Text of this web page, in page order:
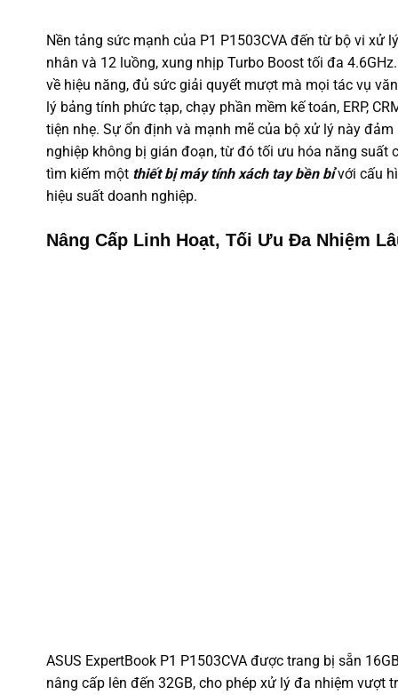
Nền tảng sức mạnh của P1 P1503CVA đến từ bộ vi xử
nhân và 12 luồng, xung nhịp Turbo Boost tối đa
về hiệu năng, đủ sức giải quyết mượt mà mọi tác vụ
lý bảng tính phức tạp, chạy phần mềm kế toán, ERP,
tiện nhẹ. Sự ổn định và mạnh mẽ của bộ xử lý này
nghiệp không bị gián đoạn, từ đó tối ưu hóa năng suất
tìm kiếm một thiết bị máy tính xách tay bền bỉvới cấu
hiệu suất doanh nghiệp.
Nâng Cấp Linh Hoạt, Tối Ưu Đa Nhiệm
ASUS ExpertBook P1 P1503CVA được trang bị sẵn
nâng cấp lên đến 32GB, cho phép xử lý đa nhiệm vượt